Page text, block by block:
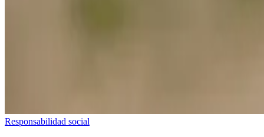
Responsabilidad social